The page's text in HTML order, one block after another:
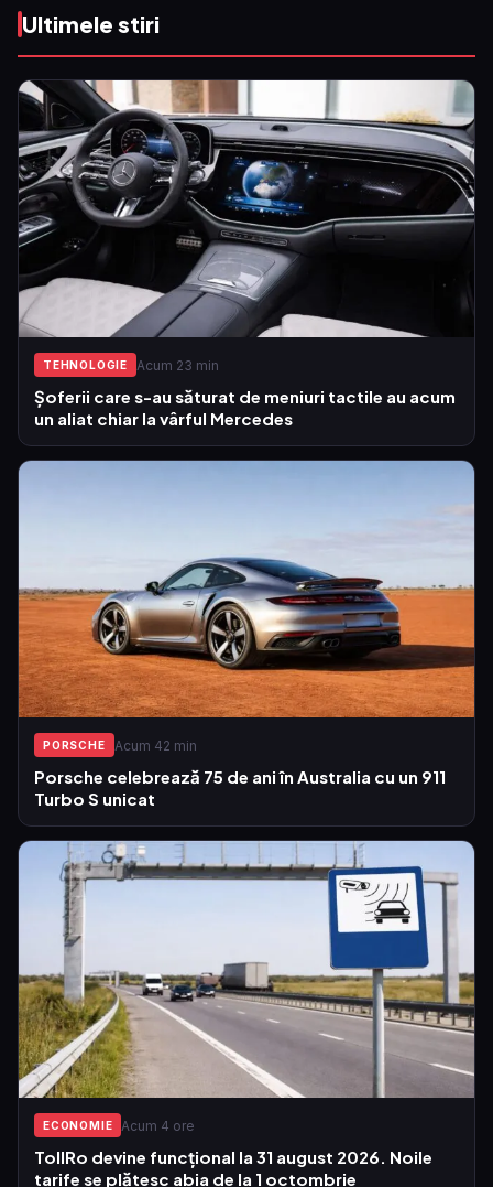
Ultimele stiri
TEHNOLOGIE Acum 23 min
Șoferii care s-au săturat de meniuri tactile au acum
un aliat chiar la vârful Mercedes
PORSCHE Acum 42 min
Porsche celebrează 75 de ani în Australia cu un 911
Turbo S unicat
ECONOMIE Acum 4 ore
TollRo devine funcțional la 31 august 2026. Noile
tarife se plătesc abia de la 1 octombrie